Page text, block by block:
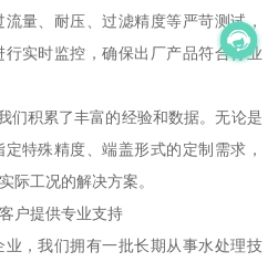
流量、耐压、过滤精度等严苛测试，
实时监控，确保出厂产品符合行业
们积累了丰富的经验和数据。无论是
特殊精度、端盖形式的定制需求，
际工况的解决方案。
户提供专业支持
，我们拥有一批长期从事水处理技